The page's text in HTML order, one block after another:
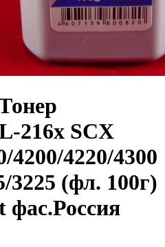
216x SCX
4200/4220/4300
3225 (фл. 100г)